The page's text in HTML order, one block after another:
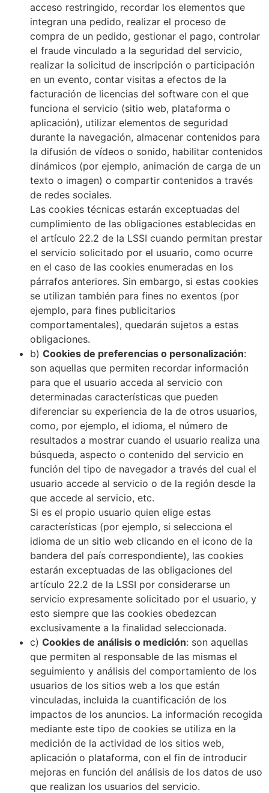
acceso restringido, recordar los elementos que
integran una pedido, realizar el proceso de
compra de un pedido, gestionar el pago, controlar
el fraude vinculado a la seguridad del servicio,
realizar la solicitud de inscripción o participación
en un evento, contar visitas a efectos de la
facturación de licencias del software con el que
funciona el servicio (sitio web, plataforma o
aplicación), utilizar elementos de seguridad
durante la navegación, almacenar contenidos para
la difusión de vídeos o sonido, habilitar contenidos
dinámicos (por ejemplo, animación de carga de un
texto o imagen) o compartir contenidos a través
de redes sociales.
Las cookies técnicas estarán exceptuadas del
cumplimiento de las obligaciones establecidas en
el artículo 22.2 de la LSSI cuando permitan prestar
el servicio solicitado por el usuario, como ocurre
en el caso de las cookies enumeradas en los
párrafos anteriores. Sin embargo, si estas cookies
se utilizan también para fines no exentos (por
ejemplo, para fines publicitarios
comportamentales), quedarán sujetos a estas
obligaciones.
b) Cookies de preferencias o personalización:
son aquellas que permiten recordar información
para que el usuario acceda al servicio con
determinadas características que pueden
diferenciar su experiencia de la de otros usuarios,
como, por ejemplo, el idioma, el número de
resultados a mostrar cuando el usuario realiza una
búsqueda, aspecto o contenido del servicio en
función del tipo de navegador a través del cual el
usuario accede al servicio o de la región desde la
que accede al servicio, etc.
Si es el propio usuario quien elige estas
características (por ejemplo, si selecciona el
idioma de un sitio web clicando en el icono de la
bandera del país correspondiente), las cookies
estarán exceptuadas de las obligaciones del
artículo 22.2 de la LSSI por considerarse un
servicio expresamente solicitado por el usuario, y
esto siempre que las cookies obedezcan
exclusivamente a la finalidad seleccionada.
c) Cookies de análisis o medición: son aquellas
que permiten al responsable de las mismas el
seguimiento y análisis del comportamiento de los
usuarios de los sitios web a los que están
vinculadas, incluida la cuantificación de los
impactos de los anuncios. La información recogida
mediante este tipo de cookies se utiliza en la
medición de la actividad de los sitios web,
aplicación o plataforma, con el fin de introducir
mejoras en función del análisis de los datos de uso
que realizan los usuarios del servicio.